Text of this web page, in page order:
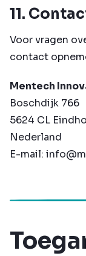
11.
Voor vragen
contact
Mentech
Boschdijk 766
5624 CL
Nederland
E-mail: